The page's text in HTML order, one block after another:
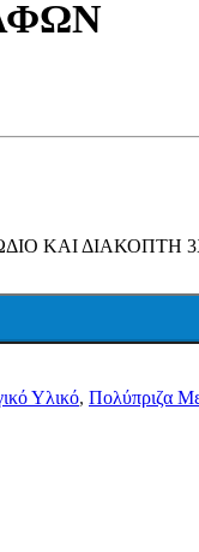
ΚΑΙ ΔΙΑΚΟΠΤΗ
Υλικό, Πολύπριζα